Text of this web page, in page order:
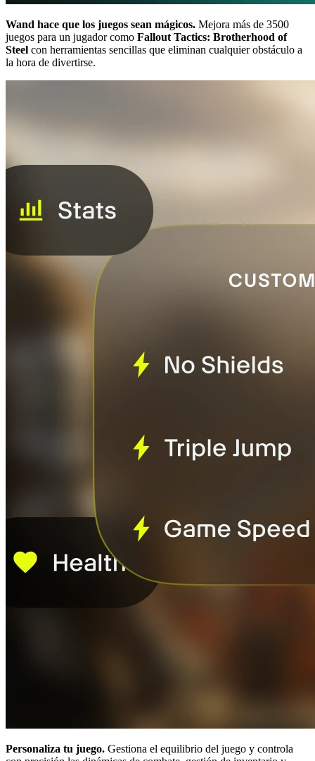
Wand hace que los juegos sean mágicos. Mejora más de 3500
juegos para un jugador como Fallout Tactics: Brotherhood of
Steel con herramientas sencillas que eliminan cualquier obstáculo a
la hora de divertirse.
Personaliza tu juego. Gestiona el equilibrio del juego y controla